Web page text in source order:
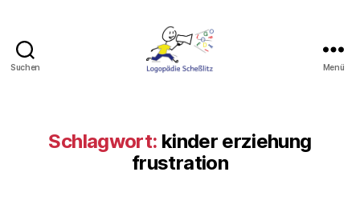
Suchen Menü
Schlagwort: kinder erziehung
frustration